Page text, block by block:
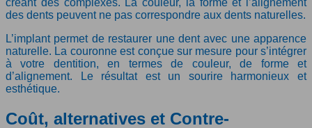
créant des complexes. La couleur, la forme et l’alignement
des dents peuvent ne pas correspondre aux dents naturelles.
L’implant permet de restaurer une dent avec une apparence
naturelle. La couronne est conçue sur mesure pour s’intégrer
à votre dentition, en termes de couleur, de forme et
d’alignement. Le résultat est un sourire harmonieux et
esthétique.
Coût, alternatives et Contre-